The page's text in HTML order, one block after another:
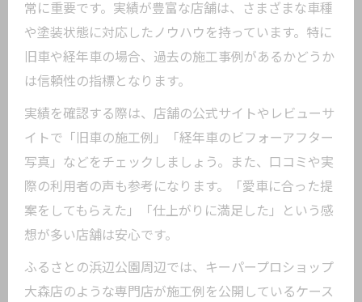
常に重要です。実績が豊富な店舗は、さまざまな車種
や塗装状態に対応したノウハウを持っています。特に
旧車や経年車の場合、過去の施工事例があるかどうか
は信頼性の指標となります。
実績を確認する際は、店舗の公式サイトやレビューサ
イトで「旧車の施工例」「経年車のビフォーアフター
写真」などをチェックしましょう。また、口コミや実
際の利用者の声も参考になります。「愛車に合った提
案をしてもらえた」「仕上がりに満足した」という感
想が多い店舗は安心です。
ふるさとの浜辺公園周辺では、キーパープロショップ
大森店のような専門店が施工例を公開しているケース